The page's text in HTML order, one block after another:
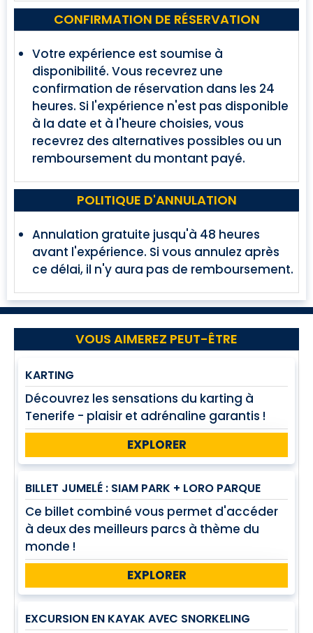
CONFIRMATION DE RÉSERVATION
Votre expérience est soumise à
disponibilité. Vous recevrez une
confirmation de réservation dans les 24
heures. Si l'expérience n'est pas disponible
à la date et à l'heure choisies, vous
recevrez des alternatives possibles ou un
remboursement du montant payé.
POLITIQUE D'ANNULATION
Annulation gratuite jusqu'à 48 heures
avant l'expérience. Si vous annulez après
ce délai, il n'y aura pas de remboursement.
VOUS AIMEREZ PEUT-ÊTRE
KARTING
Découvrez les sensations du karting à
Tenerife - plaisir et adrénaline garantis !
EXPLORER
BILLET JUMELÉ : SIAM PARK + LORO PARQUE
Ce billet combiné vous permet d'accéder
à deux des meilleurs parcs à thème du
monde !
EXPLORER
EXCURSION EN KAYAK AVEC SNORKELING